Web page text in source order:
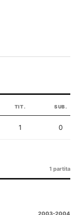
TIT. SUB.
1 0
1 partita
2003-2004